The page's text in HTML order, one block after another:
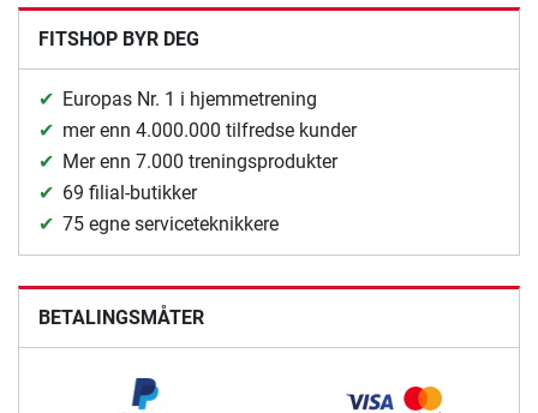
FITSHOP BYR DEG
Europas Nr. 1 i hjemmetrening
mer enn 4.000.000 tilfredse kunder
Mer enn 7.000 treningsprodukter
69 filial-butikker
75 egne serviceteknikkere
BETALINGSMÅTER